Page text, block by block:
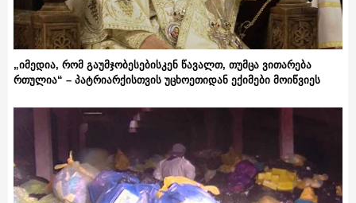
„იმედია, რომ გაუმჯობესებისკენ წავალთ, თუმცა ვითარება
რთულია“ – პატრიარქისთვის უცხოეთიდან ექიმები მოიწვიეს